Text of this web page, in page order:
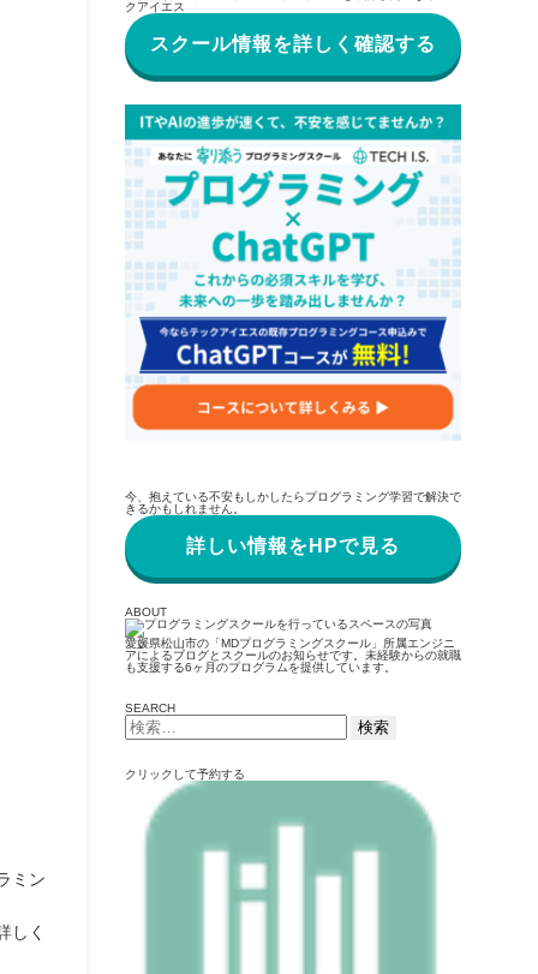
ミン
しく
クアイエス
スクール情報を詳しく確認する
今、抱えている不安もしかしたらプログラミング学習で解決で
きるかもしれません。
詳しい情報をHPで見る
ABOUT
愛媛県松山市の「MDプログラミングスクール」所属エンジニ
アによるブログとスクールのお知らせです。未経験からの就職
も支援する6ヶ月のプログラムを提供しています。
SEARCH
検
索:
クリックして予約する